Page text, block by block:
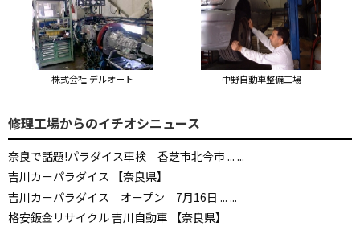
株式会社 デルオート 中野自動車整備工場
修理工場からのイチオシニュース
奈良で話題!パラダイス車検 香芝市北今市 ... ...
吉川カーパラダイス 【奈良県】
吉川カーパラダイス オープン 7月16日 ... ...
格安鈑金リサイクル 吉川自動車 【奈良県】